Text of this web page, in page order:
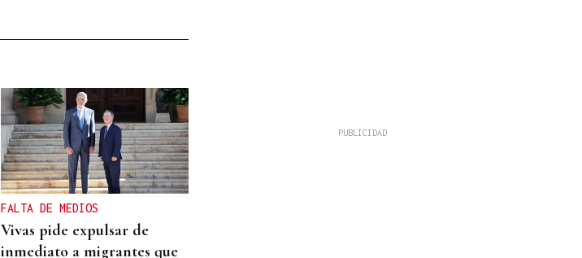
FALTA DE MEDIOS
Vivas pide expulsar de
inmediato a migrantes que